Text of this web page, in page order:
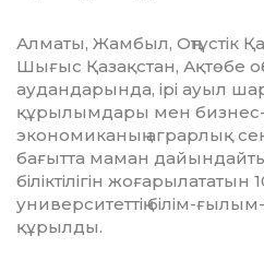
Алматы, Жамбыл, Оңтүстік
Шығыс Қазақстан, Ақтөбе
аудандарында, ірі ауыл
құрылымдары мен
экономиканың аграрлық
бағытта маман
біліктілігін
университеттің білім-
құрылды.